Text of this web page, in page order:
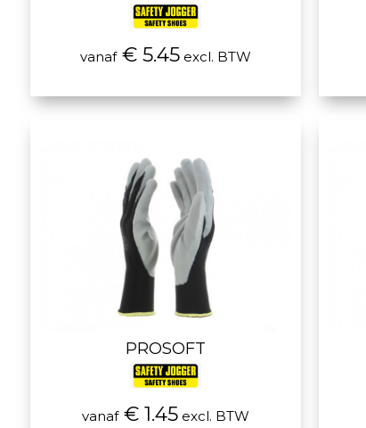
vanaf€ 5.45excl. BTW
PROSOFT
vanaf€ 1.45excl. BTW